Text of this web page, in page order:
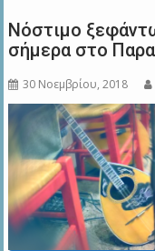
Νόστιμο
σήμερα στο
30 Νοεμβρίου, 2018